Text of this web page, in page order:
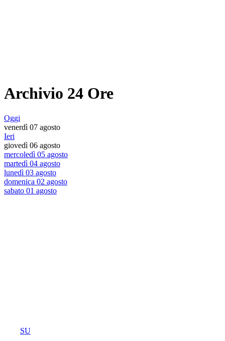
Archivio 24 Ore
Oggi
venerdì 07 agosto
Ieri
giovedì 06 agosto
mercoledì 05 agosto
martedì 04 agosto
lunedì 03 agosto
domenica 02 agosto
sabato 01 agosto
SU